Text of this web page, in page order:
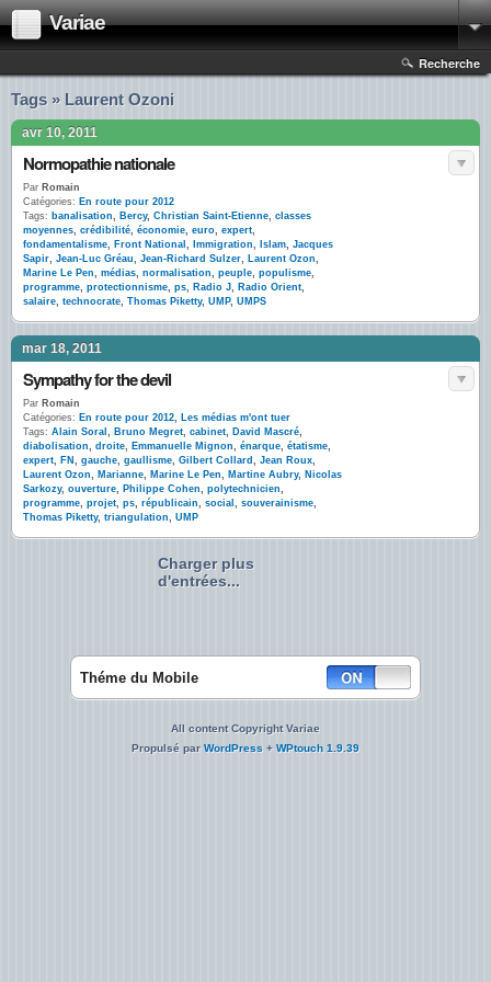
Variae
Recherche
Tags » Laurent Ozoni
avr 10, 2011
Normopathie nationale
Par Romain
Catégories: En route pour 2012
Tags: banalisation, Bercy, Christian Saint-Etienne, classes
moyennes, crédibilité, économie, euro, expert,
fondamentalisme, Front National , Immigration, Islam, Jacques
Sapir, Jean-Luc Gréau, Jean-Richard Sulzer, Laurent Ozon,
Marine Le Pen, médias, normalisation, peuple, populisme,
programme, protectionnisme, ps, Radio J, Radio Orient,
salaire, technocrate, Thomas Piketty, UMP, UMPS
mar 18, 2011
Sympathy for the devil
Par Romain
Catégories: En route pour 2012, Les médias m'ont tuer
Tags: Alain Soral , Bruno Megret, cabinet, David Mascré,
diabolisation, droite, Emmanuelle Mignon, énarque, étatisme,
expert, FN , gauche, gaullisme, Gilbert Collard , Jean Roux,
Laurent Ozon, Marianne, Marine Le Pen, Martine Aubry, Nicolas
Sarkozy, ouverture, Philippe Cohen, polytechnicien,
programme, projet, ps, républicain, social , souverainisme,
Thomas Piketty, triangulation, UMP
Charger plus
d'entrées...
Théme du Mobile
All content Copyright Variae
Propulsé parWordPress + WPtouch 1.9.39